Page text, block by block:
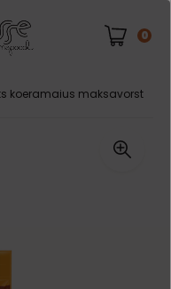
0
koeramaius maksavorst